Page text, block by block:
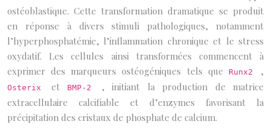
ostéoblastique. Cette transformation dramatique se produit
en réponse à divers stimuli pathologiques, notamment
l’hyperphosphatémie, l’inflammation chronique et le stress
oxydatif. Les cellules ainsi transformées commencent à
exprimer des marqueurs ostéogéniques tels que
Runx2 ,
Osterix et BMP-2 , initiant la production de matrice
extracellulaire calcifiable et d’enzymes favorisant la
précipitation des cristaux de phosphate de calcium.